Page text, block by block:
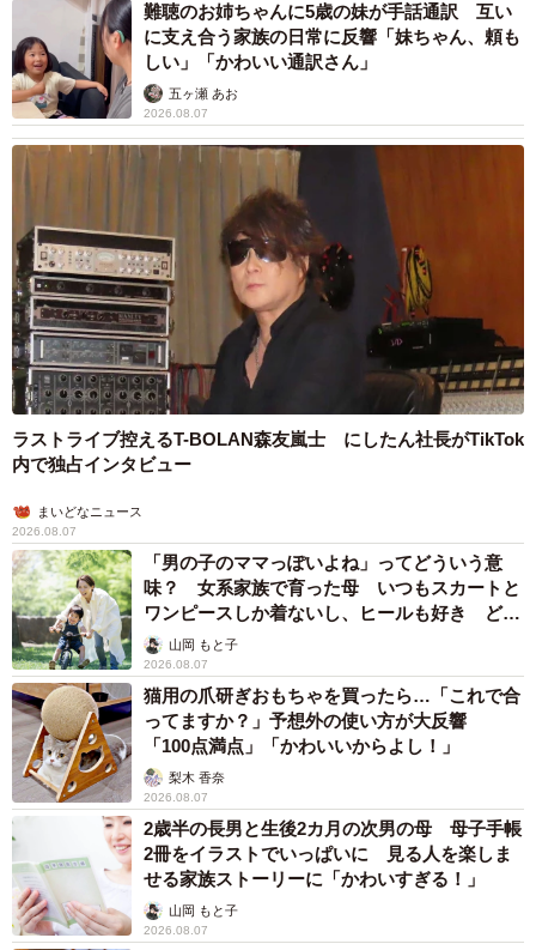
内部の柔らかな毛に光を当てると、きれいに発光しました。
中にはトゲトゲがあり、ハエたちが留まりやすい構造になっているよ
う。
そして、実際に嗅ぐと…「うへうふぇっっ。ま゛ぁ～」と
せき込み、「魚介が腐ってたくわんを混ぜたみたいな匂い
がする。くせっ。こりゃハエが集まって来るわ」と外村さ
ん。
「 やっぱり！という気持ちです。でも興奮しているので臭
いのに口角が自然と上がってしまい、変態になってしまっ
たんだなと思いました。 今でも生ゴミの匂いを嗅ぐと口角
が上がってしまいます」と話した。
難聴のお姉ちゃんに5歳の妹が手話通訳 互い
に支え合う家族の日常に反響「妹ちゃん、頼も
しい」「かわいい通訳さん」
五ヶ瀬 あお
2026.08.07
ラストライブ控えるT-BOLAN森友嵐士 にしたん社長がTikTok
内で独占インタビュー
まいどなニュース
2026.08.07
「男の子のママっぽいよね」ってどういう意
味？ 女系家族で育った母 いつもスカートと
ワンピースしか着ないし、ヒールも好き どの
へんが…
山岡 もと子
2026.08.07
猫用の爪研ぎおもちゃを買ったら…「これで合
ってますか？」予想外の使い方が大反響
「100点満点」「かわいいからよし！」
梨木 香奈
2026.08.07
2歳半の長男と生後2カ月の次男の母 母子手帳
2冊をイラストでいっぱいに 見る人を楽しま
せる家族ストーリーに「かわいすぎる！」
山岡 もと子
2026.08.07